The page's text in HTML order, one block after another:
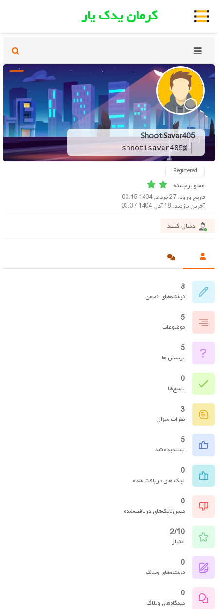
کرمان یدک یار
ShootiSavar405
@shootisavar405
Registered
عضو برجسته
تاریخ ورود: 27 مرداد, 1404 00:15
آخرین بازدید: 18 آذر, 1404 03:37
دنبال کنید
8
نوشته‌های انجمن
5
موضوعات
5
پرسش ها
0
پاسخ‌ها
3
نظرات سوال
5
پسندیده شد
0
لایک های دریافت شده
0
دیس‌لایک‌های دریافت‌شده
2/10
امتیاز
0
نوشته‌های وبلاگ
0
دیدگاه‌های وبلاگ